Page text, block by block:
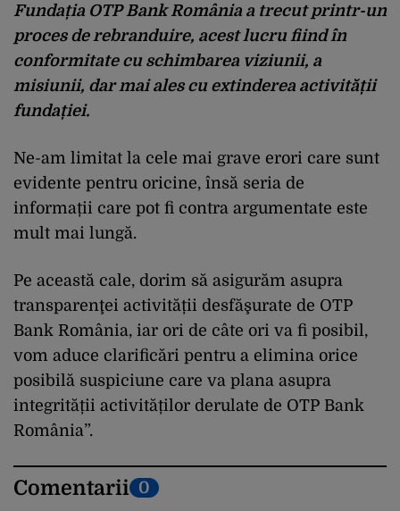
Fundația OTP Bank România a trecut printr-un
proces de rebranduire, acest lucru fiind în
conformitate cu schimbarea viziunii, a
misiunii, dar mai ales cu extinderea activității
fundației.
Ne-am limitat la cele mai grave erori care sunt
evidente pentru oricine, însă seria de
informații care pot fi contra argumentate este
mult mai lungă.
Pe această cale, dorim să asigurăm asupra
transparenţei activității desfăşurate de OTP
Bank România, iar ori de câte ori va fi posibil,
vom aduce clarificări pentru a elimina orice
posibilă suspiciune care va plana asupra
integrității activităților derulate de OTP Bank
România”.
Comentarii 0